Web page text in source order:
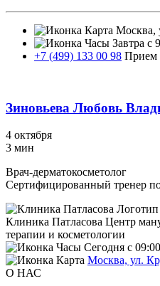
Москва,
Завтра с
+7 (499) 133 00 98 Прием
Зиновьева Любовь
4 октября
3 мин
Врач-дерматокосметолог
Сертифицированный тренер
Клиника Патласова Центр
терапии и косметологии
Сегодня с 09:00
Москва, ул.
О НАС